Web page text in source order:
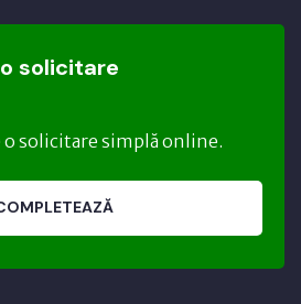
solicitare
solicitare simplă online.